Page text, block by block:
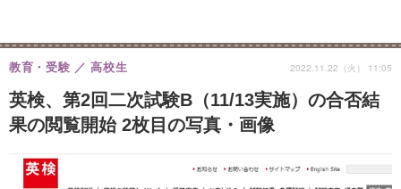
英検、第2回二次試験B（11/13実施）の合否結
果の閲覧開始 2枚目の写真・画像
教育・受験 高校生 2022.11.22（火） 11:05